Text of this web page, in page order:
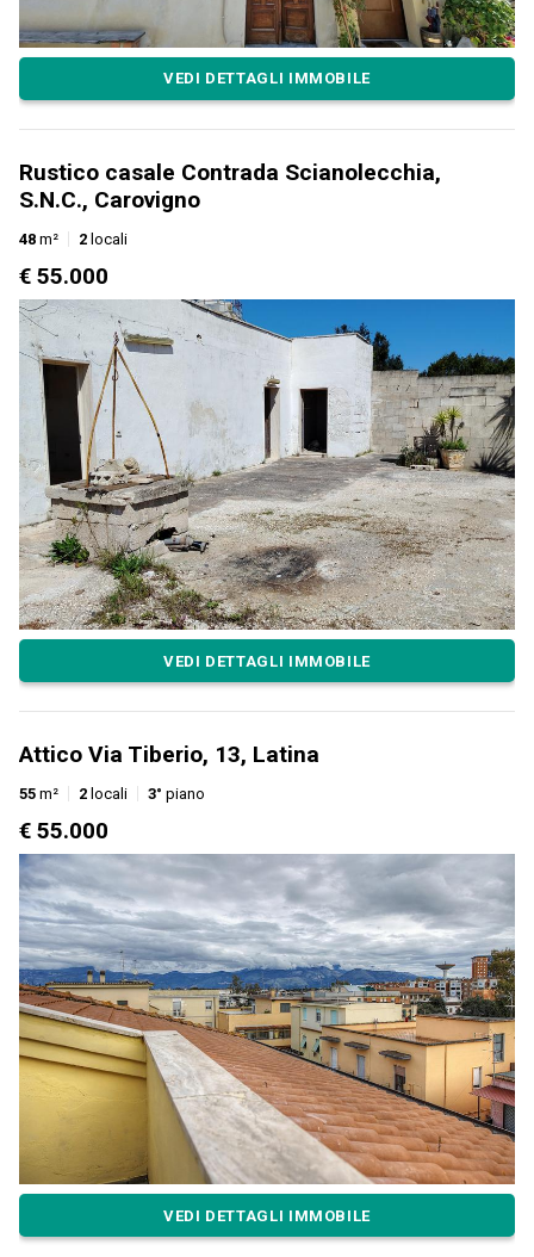
VEDI DETTAGLI IMMOBILE
Rustico casale Contrada Scianolecchia,
S.N.C., Carovigno
48 m² 2 locali
€ 55.000
VEDI DETTAGLI IMMOBILE
Attico Via Tiberio, 13, Latina
55 m² 2 locali 3° piano
€ 55.000
VEDI DETTAGLI IMMOBILE